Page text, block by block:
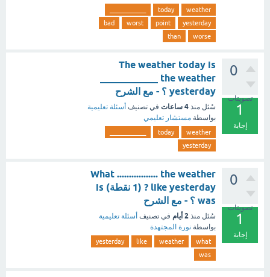
weather
today
yesterday
point
worst
bad
worse
than
0
تصويتات
1
إجابة
The weather today is
____________ the weather
yesterday ؟ - مع الشرح
سُئل منذ 4 ساعات في تصنيف أسئلة تعليمية
بواسطة مستشار تعليمي
weather
today
yesterday
0
تصويتات
1
إجابة
What ................. the weather
like yesterday ? (1 نقطة) is
was ؟ - مع الشرح
سُئل منذ 2 أيام في تصنيف أسئلة تعليمية
بواسطة نورة المجتهدة
what
weather
like
yesterday
was